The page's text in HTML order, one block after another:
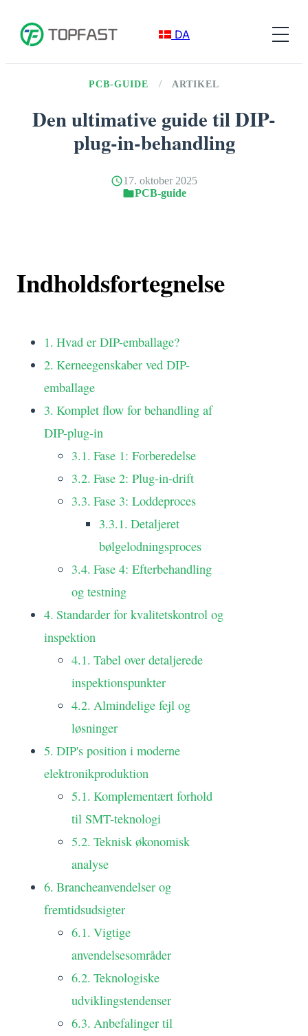
DA
PCB-GUIDE / ARTIKEL
Den ultimative guide til DIP-
plug-in-behandling
17. oktober 2025
PCB-guide
Indholdsfortegnelse
Hvad er DIP-emballage?
Kerneegenskaber ved DIP-
emballage
Komplet flow for behandling af
DIP-plug-in
Fase 1: Forberedelse
Fase 2: Plug-in-drift
Fase 3: Loddeproces
Detaljeret
bølgelodningsproces
Fase 4: Efterbehandling
og testning
Standarder for kvalitetskontrol og
inspektion
Tabel over detaljerede
inspektionspunkter
Almindelige fejl og
løsninger
DIP's position i moderne
elektronikproduktion
Komplementært forhold
til SMT-teknologi
Teknisk økonomisk
analyse
Brancheanvendelser og
fremtidsudsigter
Vigtige
anvendelsesområder
Teknologiske
udviklingstendenser
Anbefalinger til